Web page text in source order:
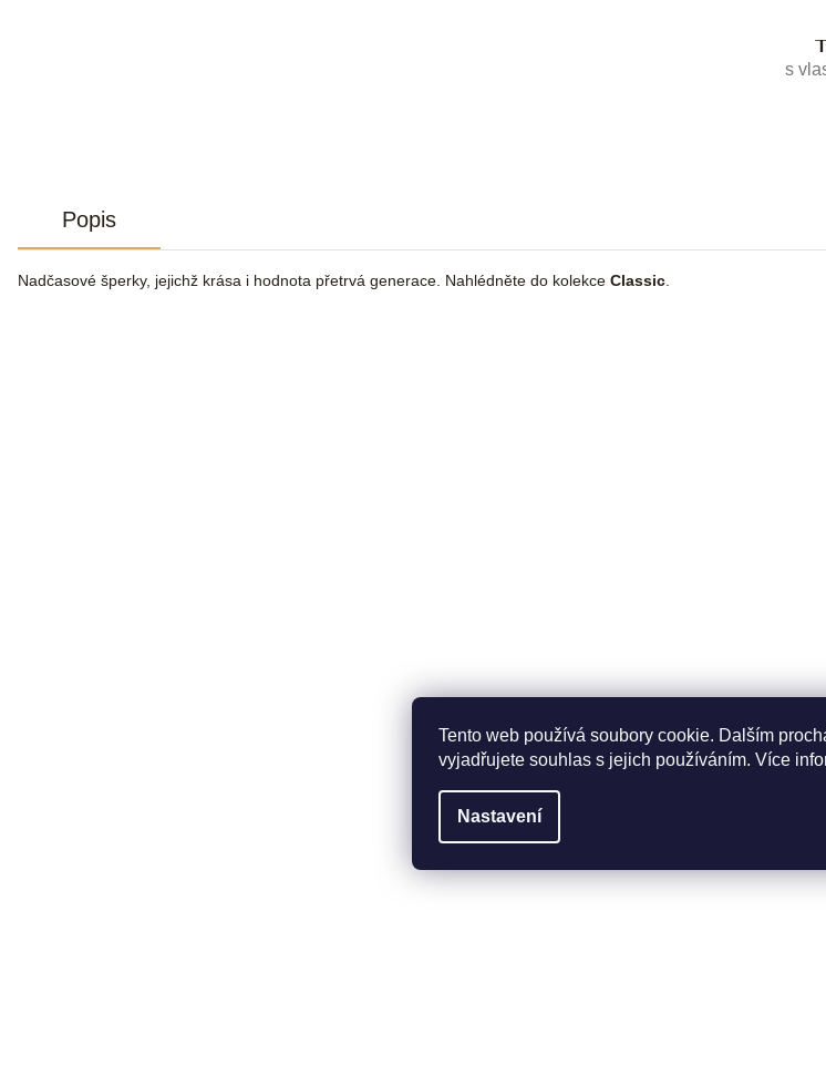
Tento web používá soubory cookie. Dalším
vyjadřujete souhlas s jejich používáním. Více
Nastavení
s
Popis
Nadčasové šperky, jejichž krása i hodnota přetrvá generace. Nahlédněte do kolekce Classic